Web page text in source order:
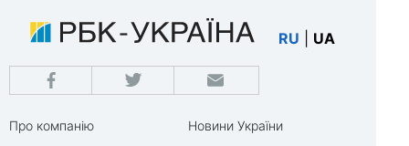
RU UA
Про компанію
Новини України